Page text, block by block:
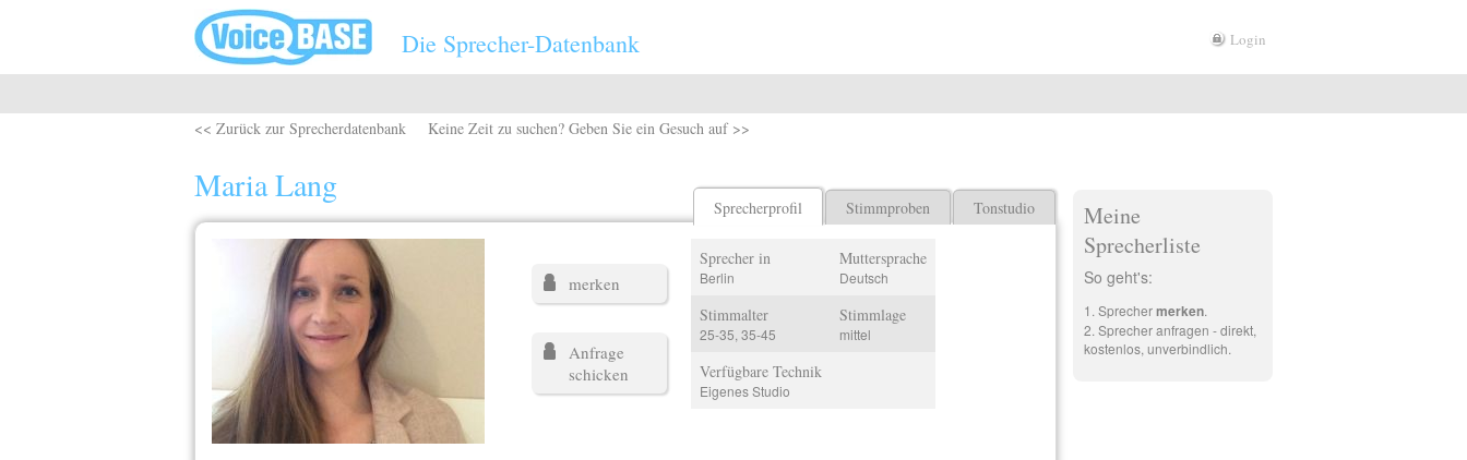
Die Sprecher-Datenbank Login
<< Zurück zur Sprecherdatenbank Keine Zeit zu suchen? Geben Sie ein Gesuch auf >>
Maria Lang
Sprecherprofil Stimmproben Tonstudio
merken
Anfrage
schicken
Sprecher in
Berlin
Muttersprache
Deutsch
Stimmalter
25-35, 35-45
Stimmlage
mittel
Verfügbare Technik
Eigenes Studio
Meine
Sprecherliste
So geht's:
Sprechermerken.
Sprecher anfragen - direkt,
kostenlos, unverbindlich.